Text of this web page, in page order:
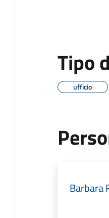
Tipo
ufficio
Barbara